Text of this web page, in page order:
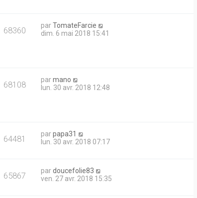
68360 parTomateFarcie
dim. 6 mai 2018 15:41
68108 parmano
lun. 30 avr. 2018 12:48
64481 parpapa31
lun. 30 avr. 2018 07:17
65867 pardoucefolie83
ven. 27 avr. 2018 15:35